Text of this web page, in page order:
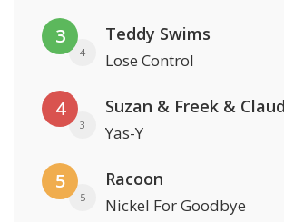
3
4
Teddy Swims
Lose Control
4
3
Suzan & Freek &
Yas-Y
5
5
Racoon
Nickel For Goodbye